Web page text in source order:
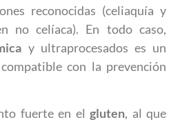
reconocidas (celiaquía y
no celíaca). En todo caso,
y ultraprocesados es un
con la prevención
fuerte en el gluten, al que